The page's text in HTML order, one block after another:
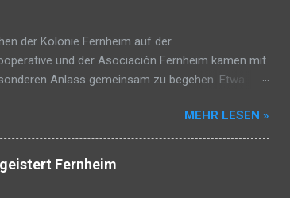
Stadt Filadelfia übernimmt das Grundstück, sorgt
der Kolonie Fernheim auf der
und der Asociación Fernheim kamen mit
Anlass gemeinsam zu begehen. Etwa
sorgte die Blaskapelle, die mit fröhlichen
aufgefordert, seinen Klappstuhl mitzubringen,
und Besteck mit – eine unkomplizierte
Das Abendprogramm bot Unterhaltung für alle
MEHR LESEN »
Fernheim